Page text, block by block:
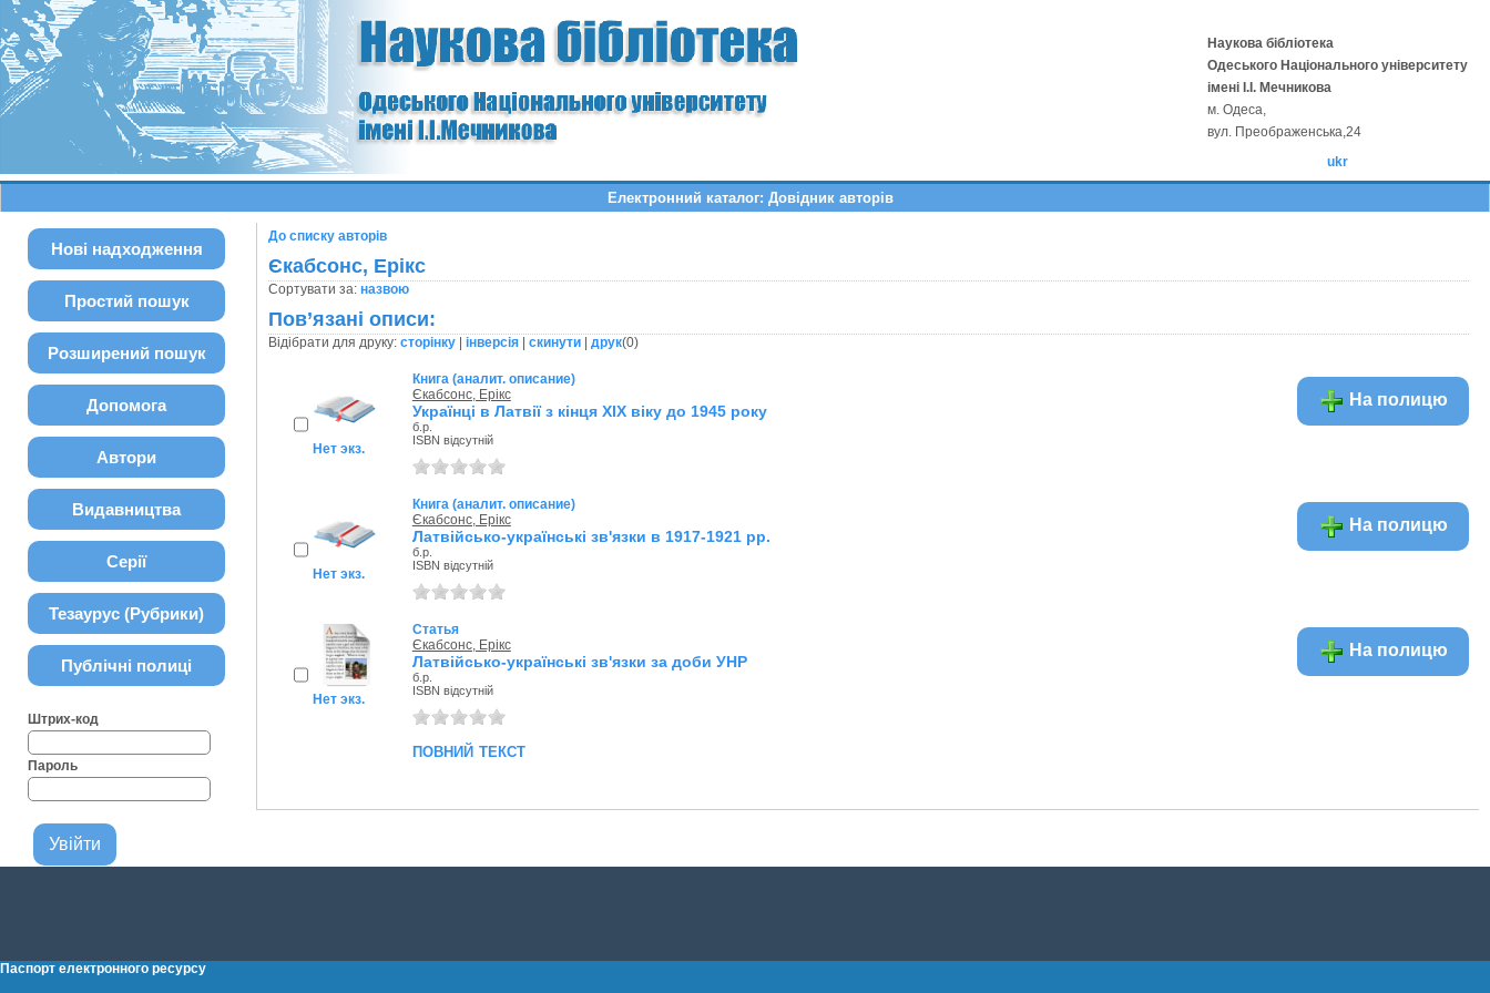
Наукова бібліотека
Одеського Національного університету
імені І.І. Мечникова
м. Одеса,
вул. Преображенська,24
ukr
Електронний каталог: Довідник авторів
Нові надходження
Простий пошук
Розширений пошук
Допомога
Автори
Видавництва
Серії
Тезаурус (Рубрики)
Публічні полиці
Штрих-код
Пароль
До списку авторів
Єкабсонс, Ерікс
Сортувати за: назвою
Пов’язані описи:
Відібрати для друку: сторінку| інверсія| скинути| друк(0)
Нет экз.
Книга (аналит. описание)
Єкабсонс, Ерікс
Українці в Латвії з кінця ХІХ віку до 1945 року
б.р.
ISBN відсутній
На полицю
Нет экз.
Книга (аналит. описание)
Єкабсонс, Ерікс
Латвійсько-українські зв'язки в 1917-1921 рр.
б.р.
ISBN відсутній
На полицю
Нет экз.
Статья
Єкабсонс, Ерікс
Латвійсько-українські зв'язки за доби УНР
б.р.
ISBN відсутній
повний текст
На полицю
Паспорт електронного ресурсу